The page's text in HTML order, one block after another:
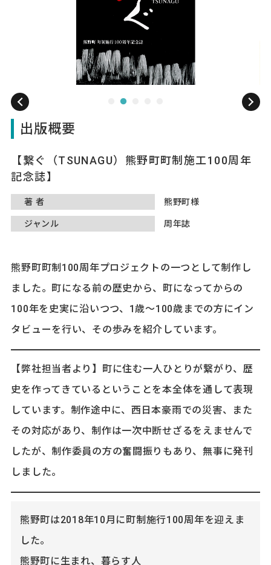
出版概要
繋ぐ（TSUNAGU）熊野町町制施工100周年
記念誌
著者 熊野町様
ジャンル 周年誌
熊野町町制100周年プロジェクトの一つとして制作し
ました。町になる前の歴史から、町になってからの
100年を史実に沿いつつ、1歳～100歳までの方にイン
タビューを行い、その歩みを紹介しています。
【弊社担当者より】町に住む一人ひとりが繋がり、歴
史を作ってきているということを本全体を通して表現
しています。制作途中に、西日本豪雨での災害、また
その対応があり、制作は一次中断せざるをえませんで
したが、制作委員の方の奮闘振りもあり、無事に発刊
しました。
熊野町は2018年10月に町制施行100周年を迎えま
した。
熊野町に生まれ、暮らす人